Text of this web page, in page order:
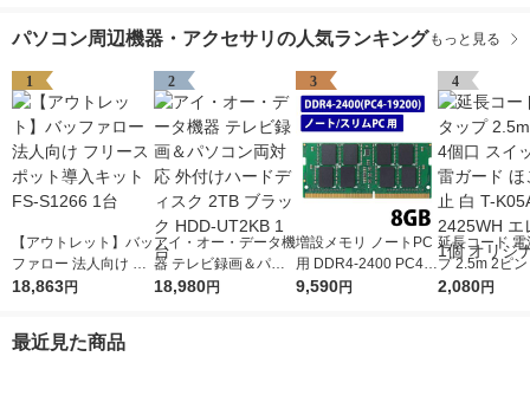
パソコン周辺機器・アクセサリの人気ランキング もっと見る
1
【アウトレット】バッ
ファロー 法人向け フ
リースポット導入キッ
18,863円
2
アイ・オー・データ機
器 テレビ録画＆パソ
コン両対応 外付けハ
18,980円
3
増設メモリ ノートPC
用 DDR4-2400 PC4-1
9200 8GB S.O.DIMM
9,590円
4
延長コード 電
プ 2.5m 2ピ
スイッチ付 雷
2,080円
最近見た商品